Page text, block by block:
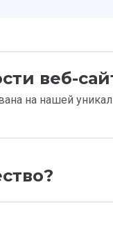
веб-
на нашей